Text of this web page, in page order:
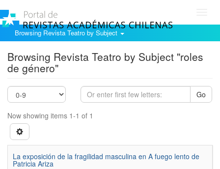
Browsing Revista Teatro by Subject
Browsing Revista Teatro by Subject "roles
de género"
Go
Now showing items 1-1 of 1
La exposición de la fragilidad masculina en A fuego lento de
Patricia Ariza